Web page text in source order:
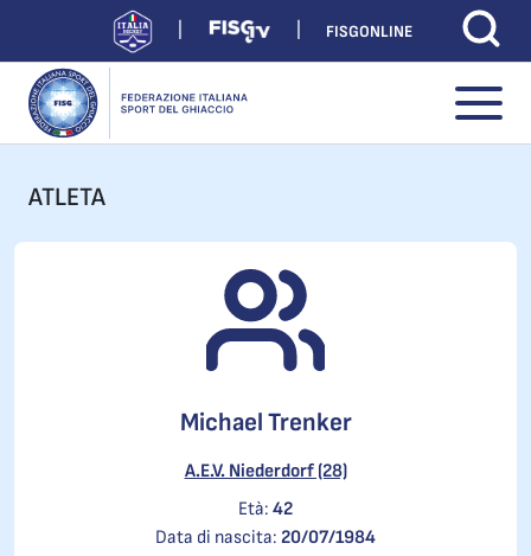
FISGONLINE
ATLETA
Michael Trenker
A.E.V. Niederdorf (28)
Età: 42
Data di nascita: 20/07/1984